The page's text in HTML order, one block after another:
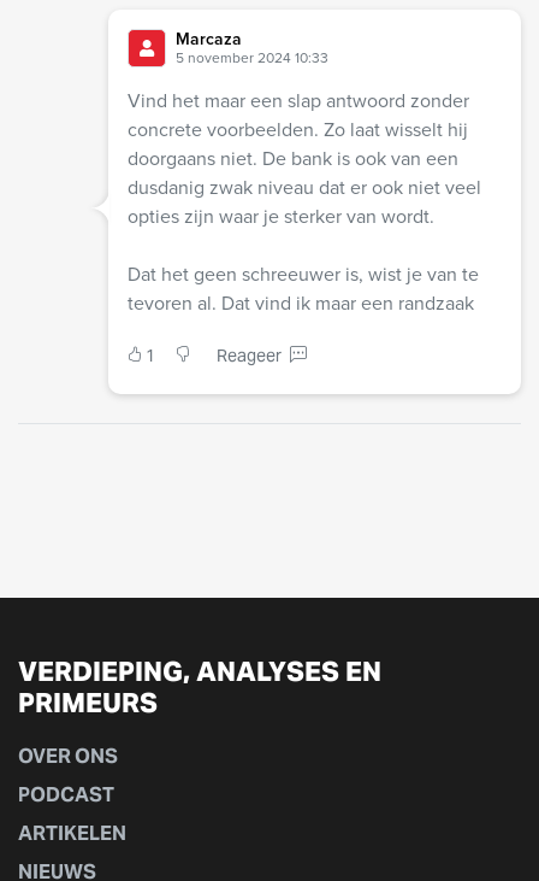
Marcaza
5 november 2024 10:33
Vind het maar een slap antwoord zonder
concrete voorbeelden. Zo laat wisselt hij
doorgaans niet. De bank is ook van een
dusdanig zwak niveau dat er ook niet veel
opties zijn waar je sterker van wordt.
Dat het geen schreeuwer is, wist je van te
tevoren al. Dat vind ik maar een randzaak
1 Reageer
VERDIEPING, ANALYSES EN
PRIMEURS
OVER ONS
PODCAST
ARTIKELEN
NIEUWS